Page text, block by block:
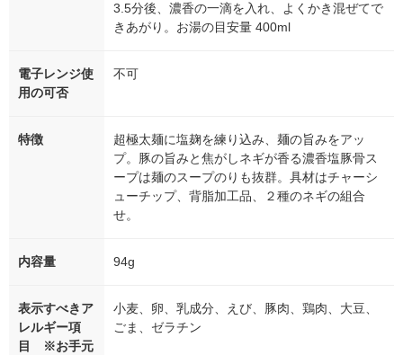
3.5分後、濃香の一滴を入れ、よくかき混ぜてで
きあがり。お湯の目安量 400ml
電子レンジ使
用の可否
不可
特徴
超極太麺に塩麹を練り込み、麺の旨みをアッ
プ。豚の旨みと焦がしネギが香る濃香塩豚骨ス
ープは麺のスープのりも抜群。具材はチャーシ
ューチップ、背脂加工品、２種のネギの組合
せ。
内容量 94g
表示すべきア
レルギー項
目 ※お手元
小麦、卵、乳成分、えび、豚肉、鶏肉、大豆、
ごま、ゼラチン